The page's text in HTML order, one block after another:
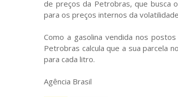
de preços da Petrobras, que busca
para os preços internos da
Como a gasolina vendida nos
Petrobras calcula que a sua parcela
para cada litro.
Agência Brasil